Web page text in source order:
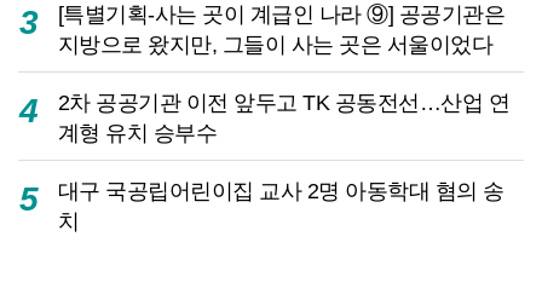
3
[특별기획-사는 곳이 계급인 나라 ⑨] 공공기관은
지방으로 왔지만, 그들이 사는 곳은 서울이었다
4
2차 공공기관 이전 앞두고 TK 공동전선…산업 연
계형 유치 승부수
5
대구 국공립어린이집 교사 2명 아동학대 혐의 송
치